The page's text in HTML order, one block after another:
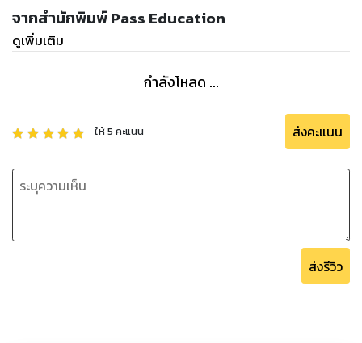
จากสำนักพิมพ์ Pass Education
ดูเพิ่มเติม
กำลังโหลด ...
ให้5 คะแนน ส่งคะแนน
ส่งรีวิว